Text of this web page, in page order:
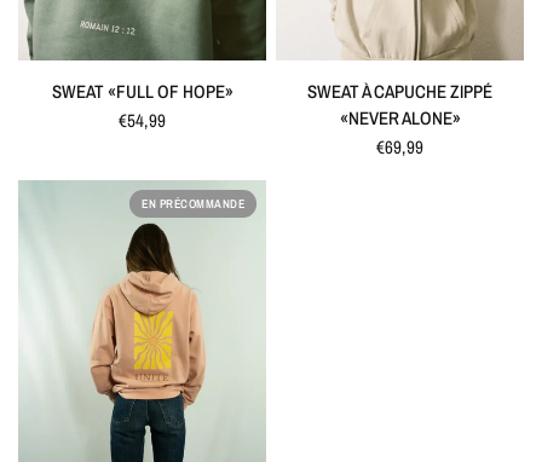
APERÇU RAPIDE
SWEAT «FULL OF HOPE»
€54,99
APERÇU RAPIDE
SWEAT À CAPUCHE ZIPPÉ
«NEVER ALONE»
€69,99
EN PRÉCOMMANDE